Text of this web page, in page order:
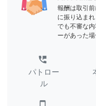
報酬は取引
に振り込ま
でも不審な
ーがあった場
perm_phone_msg
パトロー
ル